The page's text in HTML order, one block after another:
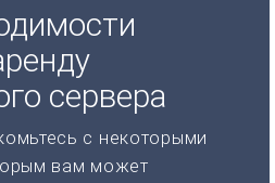
сервера
с некоторыми
вам может